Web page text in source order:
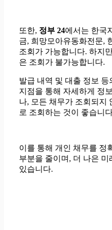
또한, 정부 24에서는 한국
금, 희망모아유동화전문,
조회가 가능합니다. 하지
은 조회가 불가능합니다.
발급 내역 및 대출 정보
지점을 통해 자세하게 정
나, 모든 채무가 조회되지
로 조회하는 것이 좋습니
이를 통해 개인 채무를 정
부분을 줄이며, 더 나은
있습니다.